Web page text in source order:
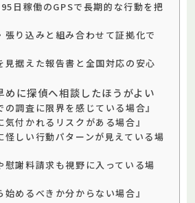
日稼働のGPSで長期的な行動を把
張り込みと組み合わせて証拠化で
見据えた報告書と全国対応の安心
に探偵へ相談したほうがよい
の調査に限界を感じている場合』
気付かれるリスクがある場合』
怪しい行動パターンが見えている場
慰謝料請求も視野に入っている場
始めるべきか分からない場合』